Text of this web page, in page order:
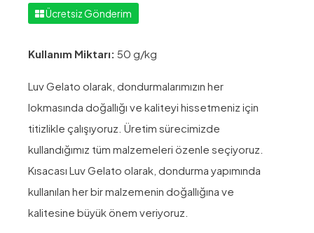
Ücretsiz Gönderim
Kullanım Miktarı: 50 g/kg
Luv Gelato olarak, dondurmalarımızın her
lokmasında doğallığı ve kaliteyi hissetmeniz için
titizlikle çalışıyoruz. Üretim sürecimizde
kullandığımız tüm malzemeleri özenle seçiyoruz.
Kısacası Luv Gelato olarak, dondurma yapımında
kullanılan her bir malzemenin doğallığına ve
kalitesine büyük önem veriyoruz.